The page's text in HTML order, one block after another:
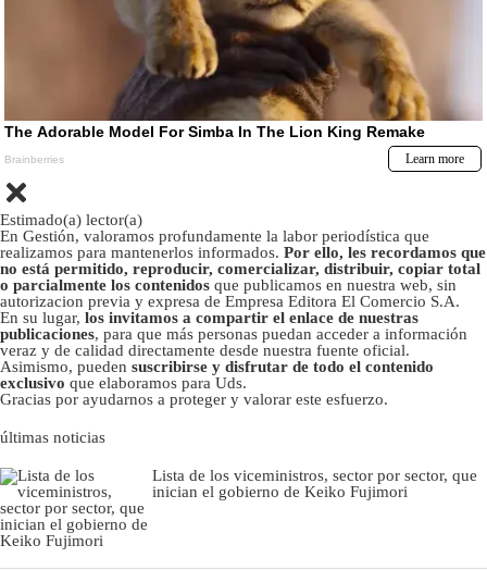
Estimado(a) lector(a)
En Gestión, valoramos profundamente la labor periodística que
realizamos para mantenerlos informados. Por ello, les recordamos que
no está permitido, reproducir, comercializar, distribuir, copiar total
o parcialmente los contenidos que publicamos en nuestra web, sin
autorizacion previa y expresa de Empresa Editora El Comercio S.A.
En su lugar, los invitamos a compartir el enlace de nuestras
publicaciones, para que más personas puedan acceder a información
veraz y de calidad directamente desde nuestra fuente oficial.
Asimismo, pueden suscribirse y disfrutar de todo el contenido
exclusivo que elaboramos para Uds.
Gracias por ayudarnos a proteger y valorar este esfuerzo.
últimas noticias
Lista de los viceministros, sector por sector, que
inician el gobierno de Keiko Fujimori